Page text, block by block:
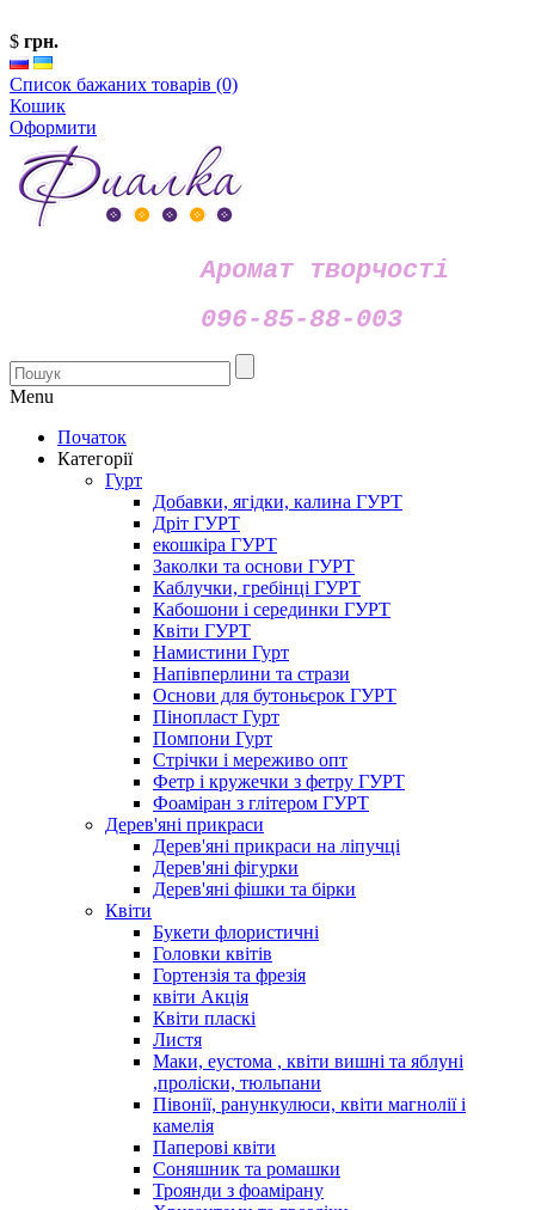
$ грн.
Список бажаних товарів (0)
Кошик
Оформити
Аромат творчості
096-85-88-003
Menu
Початок
Категорії
Гурт
Добавки, ягідки, калина ГУРТ
Дріт ГУРТ
екошкіра ГУРТ
Заколки та основи ГУРТ
Каблучки, гребінці ГУРТ
Кабошони і серединки ГУРТ
Квіти ГУРТ
Намистини Гурт
Напівперлини та стрази
Основи для бутоньєрок ГУРТ
Пінопласт Гурт
Помпони Гурт
Стрічки і мереживо опт
Фетр і кружечки з фетру ГУРТ
Фоаміран з глітером ГУРТ
Дерев'яні прикраси
Дерев'яні прикраси на ліпучці
Дерев'яні фігурки
Дерев'яні фішки та бірки
Квіти
Букети флористичні
Головки квітів
Гортензія та фрезія
квіти Акція
Квіти пласкі
Листя
Маки, еустома , квіти вишні та яблуні
,проліски, тюльпани
Півонії, ранункулюси, квіти магнолії і
камелія
Паперові квіти
Соняшник та ромашки
Троянди з фоамірану